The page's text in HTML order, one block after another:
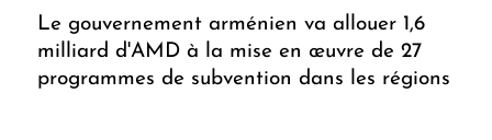
Le gouvernement arménien va allouer 1,6
milliard d'AMD à la mise en œuvre de 27
programmes de subvention dans les régions